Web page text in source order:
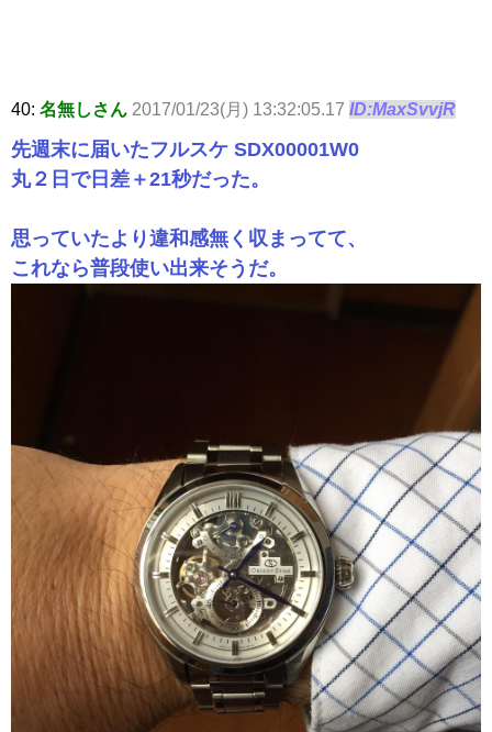
40: 名無しさん 2017/01/23(月) 13:32:05.17 ID:MaxSvvjR
先週末に届いたフルスケ SDX00001W0
丸２日で日差＋21秒だった。
思っていたより違和感無く収まってて、
これなら普段使い出来そうだ。